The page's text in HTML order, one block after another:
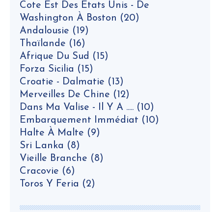
Cote Est Des Etats Unis - De
Washington À Boston (20)
Andalousie (19)
Thaïlande (16)
Afrique Du Sud (15)
Forza Sicilia (15)
Croatie - Dalmatie (13)
Merveilles De Chine (12)
Dans Ma Valise - Il Y A ..... (10)
Embarquement Immédiat (10)
Halte À Malte (9)
Sri Lanka (8)
Vieille Branche (8)
Cracovie (6)
Toros Y Feria (2)